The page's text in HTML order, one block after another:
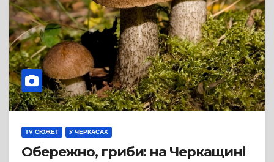
TV СЮЖЕТ У ЧЕРКАСАХ
Обережно, гриби: на Черкащині